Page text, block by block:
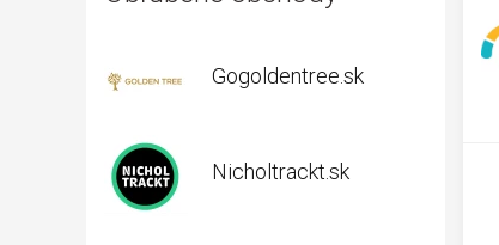
Gogoldentree.sk
Nicholtrackt.sk